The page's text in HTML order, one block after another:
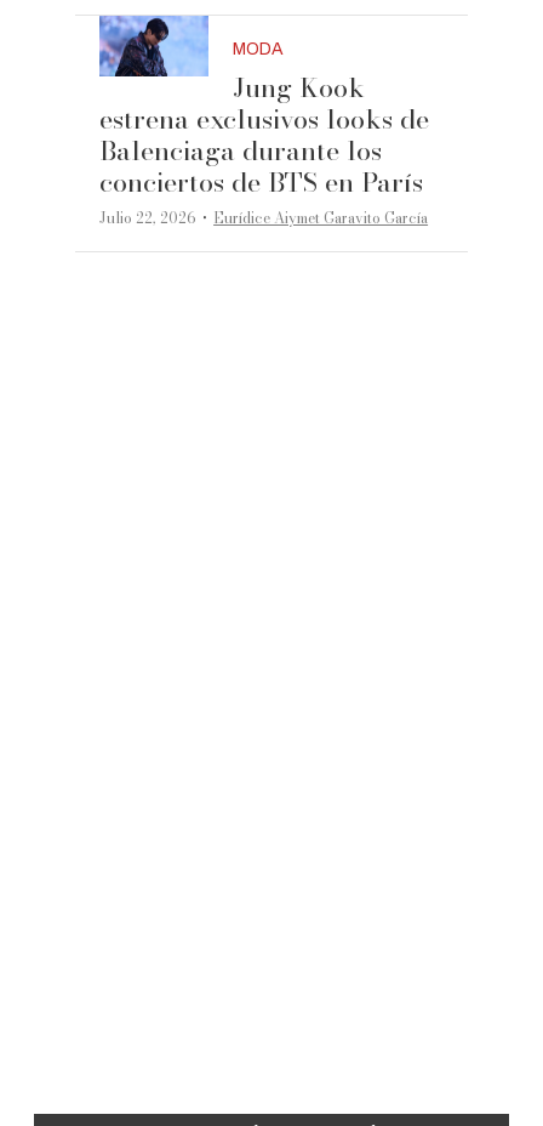
MODA
Jung Kook
estrena exclusivos looks de
Balenciaga durante los
conciertos de BTS en París
Julio 22, 2026 ·Eurídice Aiymet Garavito García